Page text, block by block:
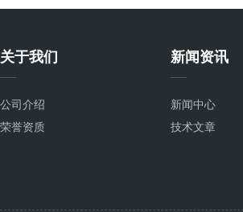
关于我们
公司介绍
荣誉资质
新闻资讯
新闻中心
技术文章